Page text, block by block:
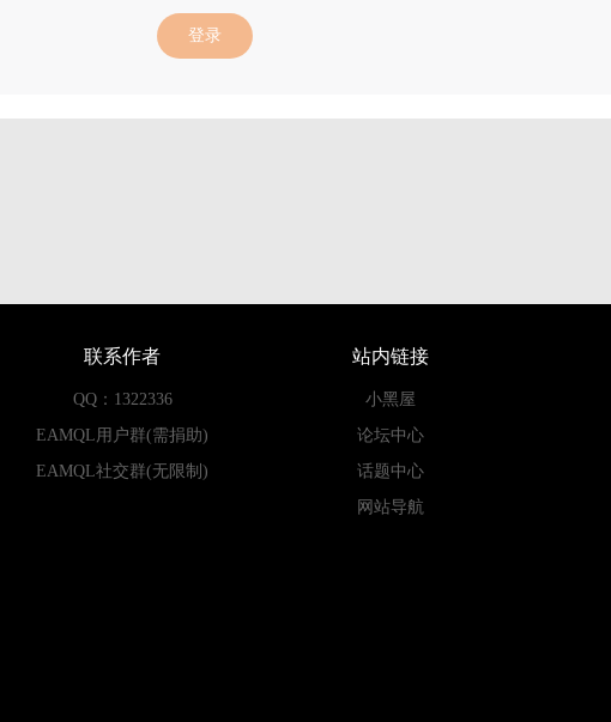
登录
联系作者
QQ：1322336
EAMQL用户群(需捐助)
EAMQL社交群(无限制)
站内链接
小黑屋
论坛中心
话题中心
网站导航